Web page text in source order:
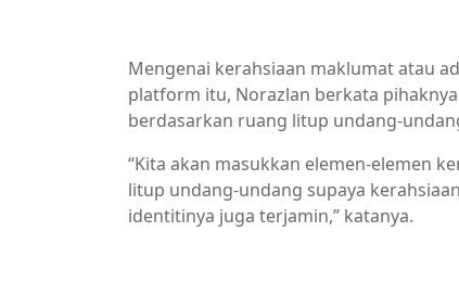
Mengenai kerahsiaan maklumat atau
platform itu, Norazlan berkata
berdasarkan ruang litup undang-
“Kita akan masukkan elemen-elemen
litup undang-undang supaya
identitinya juga terjamin,” katanya.